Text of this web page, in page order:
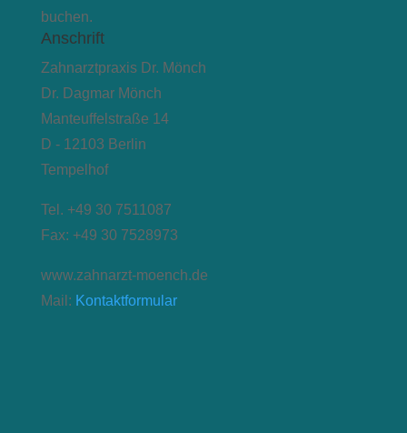
buchen.
Anschrift
Zahnarztpraxis Dr. Mönch
Dr. Dagmar Mönch
Manteuffelstraße 14
D - 12103 Berlin
Tempelhof
Tel. +49 30 7511087
Fax: +49 30 7528973
www.zahnarzt-moench.de
Mail: Kontaktformular